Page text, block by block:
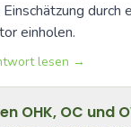
durch
einholen.
lesen →
OHK, OC und